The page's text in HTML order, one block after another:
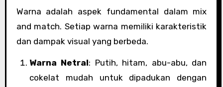
Warna adalah aspek fundamental dalam mix
and match. Setiap warna memiliki karakteristik
dan dampak visual yang berbeda.
Warna Netral: Putih, hitam, abu-abu, dan
cokelat mudah untuk dipadukan dengan